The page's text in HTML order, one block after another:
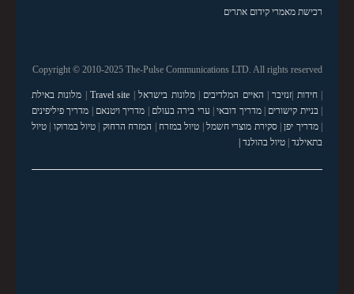
רכישת מאמרי קידום אתרים
Copyright © 2010-2025 The-Pulse Communications LTD. All rights reserved
|חידות |זנזיבר| האיים המלדיבים |מלונות בישראל|
Travel site
| מלונות באילת
| בניית קישורים |מדריך דובאי| ערי בירה בעולם | מדריך ויטנאם | מדריך פיליפינים
|מדריך יפן|סקירת מוצרי חשמל | טיול במזרח | המזרח הרחוק | טיול במרוקו | טיול
בתאילנד | טיול בהולנד |